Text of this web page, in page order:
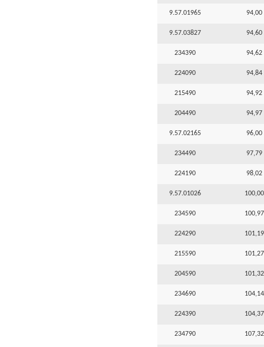
9.57.01965 94,00
9.57.03827 94,60
234390 94,62
224090 94,84
215490 94,92
204490 94,97
9.57.02165 96,00
234490 97,79
224190 98,02
9.57.01026
234590
224290
215590
204590
234690
224390
234790